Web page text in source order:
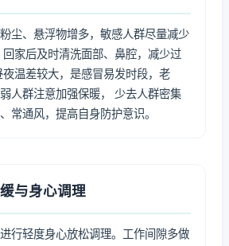
尘、悬浮物增多，敏感人群尽量减少
家后及时清洗面部、鼻腔，减少过
温差较大，是感冒易发时段，老
人群注意加强保暖， 少去人群密集
常通风，提高自身防护意识。
与身心调理
行轻度身心放松调理。工作间隙多做